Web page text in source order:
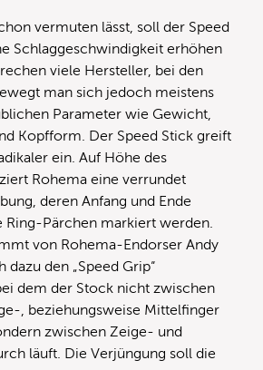
vermuten lässt, soll der Speed
Schlaggeschwindigkeit erhöhen
viele Hersteller, bei den
man sich jedoch meistens
Parameter wie Gewicht,
Kopfform. Der Speed Stick greift
ein. Auf Höhe des
Rohema eine verrundet
deren Anfang und Ende
Ring-Pärchen markiert werden.
von Rohema-Endorser Andy
dazu den „Speed Grip“
dem der Stock nicht zwischen
, beziehungsweise Mittelfinger
zwischen Zeige- und
läuft. Die Verjüngung soll die